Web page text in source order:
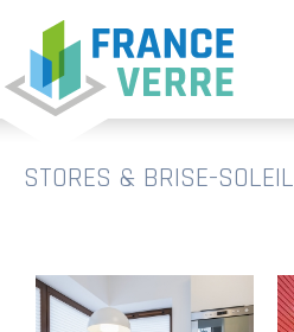
STORES & BRISE-SOLEIL